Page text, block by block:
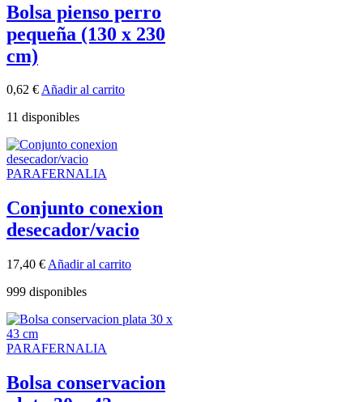
Bolsa pienso perro
pequeña (130 x 230
cm)
0,62 €Añadir al carrito
11 disponibles
PARAFERNALIA
Conjunto conexion
desecador/vacio
17,40 € Añadir al carrito
999 disponibles
PARAFERNALIA
Bolsa conservacion